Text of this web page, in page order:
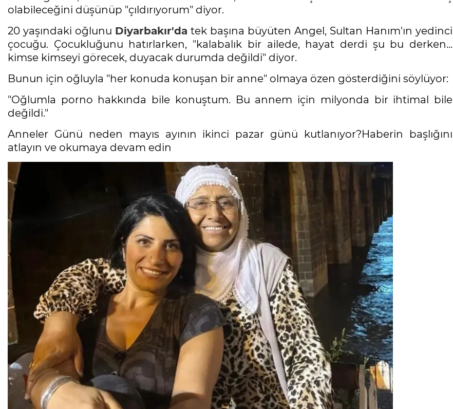
olabileceğini düşünüp "çıldırıyorum" diyor.
20 yaşındaki oğlunu Diyarbakır'da tek başına büyüten Angel, Sultan Hanım'ın yedinci
çocuğu. Çocukluğunu hatırlarken, "kalabalık bir ailede, hayat derdi şu bu derken...
kimse kimseyi görecek, duyacak durumda değildi" diyor.
Bunun için oğluyla "her konuda konuşan bir anne" olmaya özen gösterdiğini söylüyor:
"Oğlumla porno hakkında bile konuştum. Bu annem için milyonda bir ihtimal bile
değildi."
Anneler Günü neden mayıs ayının ikinci pazar günü kutlanıyor?Haberin başlığını
atlayın ve okumaya devam edin